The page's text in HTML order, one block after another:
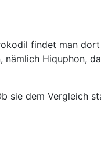
findet man
Hiquphon,
sie dem